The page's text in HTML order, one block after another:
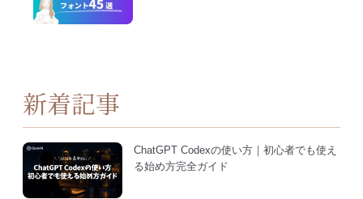
新着記事
ChatGPT Codexの使い方｜初心者でも使え
る始め方完全ガイド